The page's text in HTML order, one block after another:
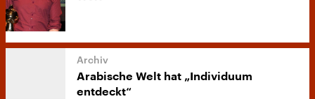
Arabische Welt hat „Individuum
entdeckt“